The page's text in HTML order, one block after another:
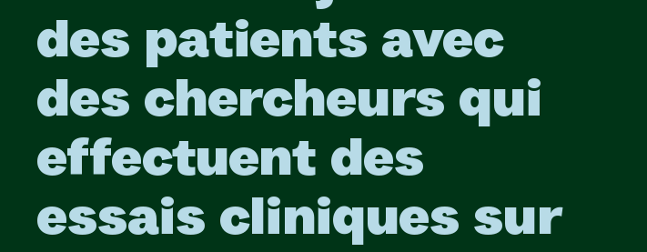
des patients avec
des chercheurs qui
effectuent des
essais cliniques sur